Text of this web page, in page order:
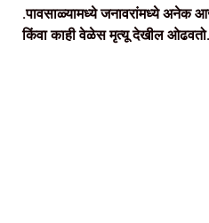
.पावसाळ्यामध्ये जनावरांमध्ये अनेक
किंवा काही वेळेस मृत्यू देखील ओढवतो.